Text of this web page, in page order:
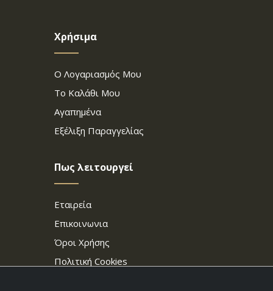
Χρήσιμα
Ο Λογαριασμός Μου
Το Καλάθι Μου
Αγαπημένα
Εξέλιξη Παραγγελίας
Πως λειτουργεί
Εταιρεία
Επικοινωνια
Όροι Χρήσης
Πολιτική Cookies